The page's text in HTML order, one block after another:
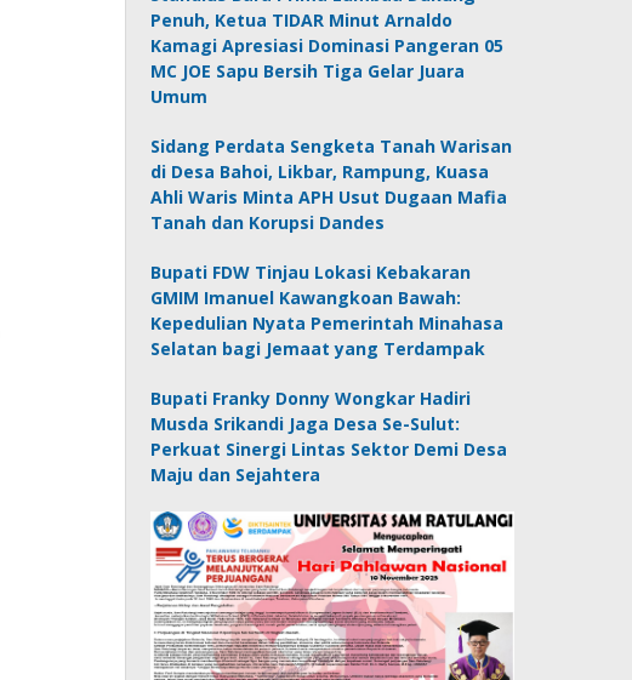
Penuh, Ketua TIDAR Minut Arnaldo
Kamagi Apresiasi Dominasi Pangeran 05
MC JOE Sapu Bersih Tiga Gelar Juara
Umum
Sidang Perdata Sengketa Tanah Warisan
di Desa Bahoi, Likbar, Rampung, Kuasa
Ahli Waris Minta APH Usut Dugaan Mafia
Tanah dan Korupsi Dandes
Bupati FDW Tinjau Lokasi Kebakaran
GMIM Imanuel Kawangkoan Bawah:
Kepedulian Nyata Pemerintah Minahasa
Selatan bagi Jemaat yang Terdampak
Bupati Franky Donny Wongkar Hadiri
Musda Srikandi Jaga Desa Se-Sulut:
Perkuat Sinergi Lintas Sektor Demi Desa
Maju dan Sejahtera